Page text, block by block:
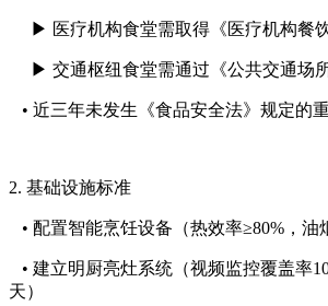
▶ 医疗机构食堂需取得《医疗机构餐
▶ 交通枢纽食堂需通过《公共交通场
• 近三年未发生《食品安全法》规定的
2. 基础设施标准
• 配置智能烹饪设备（热效率≥80%，油
• 建立明厨亮灶系统（视频监控覆盖率
天）